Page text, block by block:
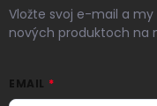
Vložte svoj e-mail a
nových produktoch na
EMAIL